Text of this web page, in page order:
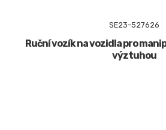
SE23-527626
Ruční vozík na vozidla pro
výztuhou